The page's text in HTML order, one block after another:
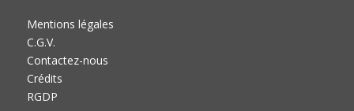
Mentions légales
C.G.V.
Contactez-nous
Crédits
RGDP